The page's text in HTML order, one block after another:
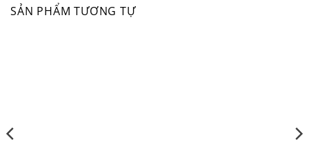
SẢN PHẨM TƯƠNG TỰ